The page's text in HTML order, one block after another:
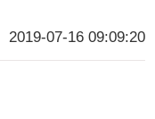
2019-07-16 09:09:20